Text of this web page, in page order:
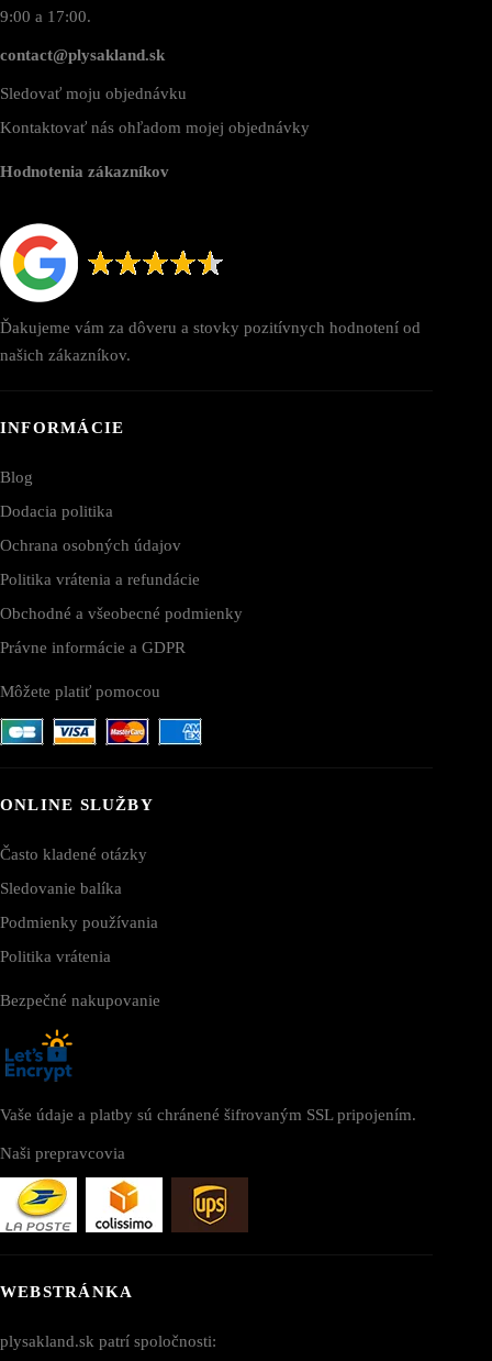
9:00 a 17:00.
contact@plysakland.sk
Sledovať moju objednávku
Kontaktovať nás ohľadom mojej objednávky
Hodnotenia zákazníkov
Ďakujeme vám za dôveru a stovky pozitívnych hodnotení od
našich zákazníkov.
INFORMÁCIE
Blog
Dodacia politika
Ochrana osobných údajov
Politika vrátenia a refundácie
Obchodné a všeobecné podmienky
Právne informácie a GDPR
Môžete platiť pomocou
ONLINE SLUŽBY
Často kladené otázky
Sledovanie balíka
Podmienky používania
Politika vrátenia
Bezpečné nakupovanie
Vaše údaje a platby sú chránené šifrovaným SSL pripojením.
Naši prepravcovia
WEBSTRÁNKA
plysakland.sk patrí spoločnosti: